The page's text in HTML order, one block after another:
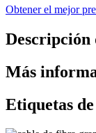
Obtener el mejor
Descripción
Más
Etiquetas